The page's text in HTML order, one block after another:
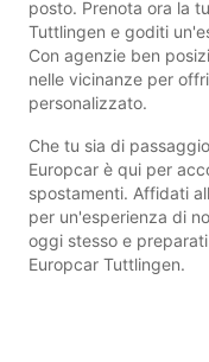
posto. Prenota ora la
Tuttlingen e goditi
Con agenzie ben
nelle vicinanze per
personalizzato.
Che tu sia di
Europcar è qui per
spostamenti. Affidati
per un'esperienza di
oggi stesso e
Europcar Tuttlingen.